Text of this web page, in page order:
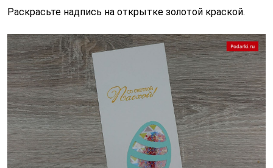
Раскрасьте надпись на открытке золотой краской.